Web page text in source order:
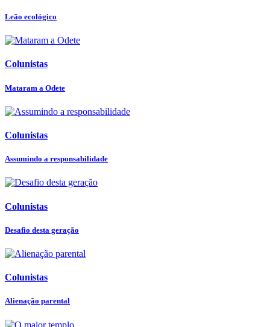
Leão ecológico
Colunistas
Mataram a Odete
Colunistas
Assumindo a responsabilidade
Colunistas
Desafio desta geração
Colunistas
Alienação parental